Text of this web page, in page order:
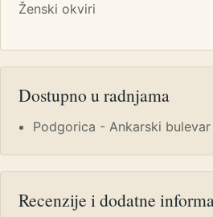
Ženski okviri
Dostupno u radnjama
Podgorica - Ankarski
Recenzije i dodatne